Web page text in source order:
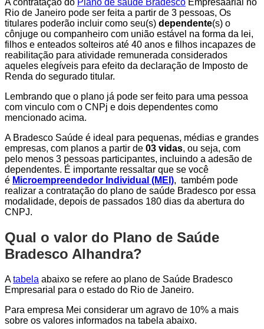
A contratação do Plano de saúde Bradesco Empresaarial no
Rio de Janeiro pode ser feita a partir de 3 pessoas, Os
titulares poderão incluir como seu(s) dependente(s) o
cônjuge ou companheiro com união estável na forma da lei,
filhos e enteados solteiros até 40 anos e filhos incapazes de
reabilitação para atividade remunerada considerados
aqueles elegíveis para efeito da declaração de Imposto de
Renda do segurado titular.
Lembrando que o plano já pode ser feito para uma pessoa
com vinculo com o CNPj e dois dependentes como
mencionado acima.
A Bradesco Saúde é ideal para pequenas, médias e grandes
empresas, com planos a partir de 03 vidas, ou seja, com
pelo menos 3 pessoas participantes, incluindo a adesão de
dependentes. É importante ressaltar que se você
é Microempreendedor Individual (MEI), também pode
realizar a contratação do plano de saúde Bradesco por essa
modalidade, depois de passados 180 dias da abertura do
CNPJ.
Qual o valor do Plano de Saúde
Bradesco Alhandra?
Atabela abaixo se refere ao plano de Saúde Bradesco
Empresarial para o estado do Rio de Janeiro.
Para empresa Mei considerar um agravo de 10% a mais
sobre os valores informados na tabela abaixo.